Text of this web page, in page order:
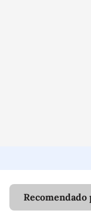
Recomendado